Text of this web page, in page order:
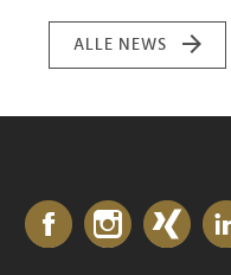
ALLE NEWS